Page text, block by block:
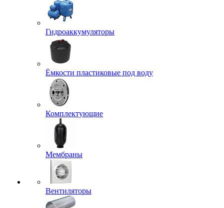
Гидроаккумуляторы
Ёмкости пластиковые под воду
Комплектующие
Мембраны
Вентиляторы